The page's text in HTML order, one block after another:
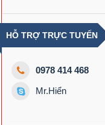
HỖ TRỢ TRỰC TUYẾN
0978 414 468
Mr.Hiển